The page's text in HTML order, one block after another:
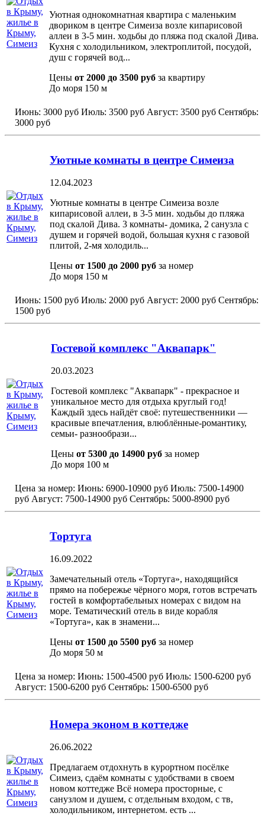
Уютная однокомнатная квартира с маленьким
двориком в центре Симеиза возле кипарисовой
аллеи в 3-5 мин. ходьбы до пляжа под скалой Дива.
Кухня с холодильником, электроплитой, посудой,
душ с горячей вод...
Цены от 2000 до 3500 руб за квартиру
До моря 150 м
Июнь: 3000 руб Июль: 3500 руб Август: 3500 руб Сентябрь:
3000 руб
Уютные комнаты в центре Симеиза
12.04.2023
Уютные комнаты в центре Симеиза возле
кипарисовой аллеи, в 3-5 мин. ходьбы до пляжа
под скалой Дива. 3 комнаты- домика, 2 санузла с
душем и горячей водой, большая кухня с газовой
плитой, 2-мя холодиль...
Цены от 1500 до 2000 руб за номер
До моря 150 м
Июнь: 1500 руб Июль: 2000 руб Август: 2000 руб Сентябрь:
1500 руб
Гостевой комплекс "Аквапарк"
20.03.2023
Гостевой комплекс "Аквапарк" - прекрасное и
уникальное место для отдыха круглый год!
Каждый здесь найдёт своё: путешественники —
красивые впечатления, влюблённые-романтику,
семьи- разнообрази...
Цены от 5300 до 14900 руб за номер
До моря 100 м
Цена за номер: Июнь: 6900-10900 руб Июль: 7500-14900
руб Август: 7500-14900 руб Сентябрь: 5000-8900 руб
Тортуга
16.09.2022
Замечательный отель «Тортуга», находящийся
прямо на побережье чёрного моря, готов встречать
гостей в комфортабельных номерах с видом на
море. Тематический отель в виде корабля
«Тортуга», как в знамени...
Цены от 1500 до 5500 руб за номер
До моря 50 м
Цена за номер: Июнь: 1500-4500 руб Июль: 1500-6200 руб
Август: 1500-6200 руб Сентябрь: 1500-6500 руб
Номера эконом в коттедже
26.06.2022
Предлагаем отдохнуть в курортном посёлке
Симеиз, сдаём комнаты с удобствами в своем
новом коттедже Всё номера просторные, с
санузлом и душем, с отдельным входом, с тв,
холодильником, интернетом. есть ...